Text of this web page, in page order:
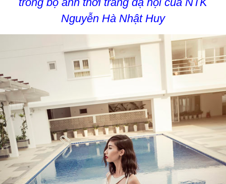
Nguyễn Hà Nhật Huy